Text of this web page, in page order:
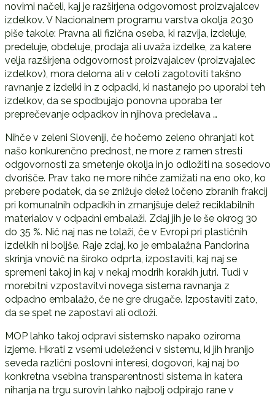
novimi načeli, kaj je razširjena odgovornost proizvajalcev
izdelkov. V Nacionalnem programu varstva okolja 2030
piše takole: Pravna ali fizična oseba, ki razvija, izdeluje,
predeluje, obdeluje, prodaja ali uvaža izdelke, za katere
velja razširjena odgovornost proizvajalcev (proizvajalec
izdelkov), mora deloma ali v celoti zagotoviti takšno
ravnanje z izdelki in z odpadki, ki nastanejo po uporabi teh
izdelkov, da se spodbujajo ponovna uporaba ter
preprečevanje odpadkov in njihova predelava …
Nihče v zeleni Sloveniji, če hočemo zeleno ohranjati kot
našo konkurenčno prednost, ne more z ramen stresti
odgovornosti za smetenje okolja in jo odložiti na sosedovo
dvorišče. Prav tako ne more nihče zamižati na eno oko, ko
prebere podatek, da se znižuje delež ločeno zbranih frakcij
pri komunalnih odpadkih in zmanjšuje delež reciklabilnih
materialov v odpadni embalaži. Zdaj jih je le še okrog 30
do 35 %. Nič naj nas ne tolaži, če v Evropi pri plastičnih
izdelkih ni boljše. Raje zdaj, ko je embalažna Pandorina
skrinja vnovič na široko odprta, izpostaviti, kaj naj se
spremeni takoj in kaj v nekaj modrih korakih jutri. Tudi v
morebitni vzpostavitvi novega sistema ravnanja z
odpadno embalažo, če ne gre drugače. Izpostaviti zato,
da se spet ne zapostavi ali odloži.
MOP lahko takoj odpravi sistemsko napako oziroma
izjeme. Hkrati z vsemi udeleženci v sistemu, ki jih hranijo
seveda različni poslovni interesi, dogovori, kaj naj bo
konkretna vsebina transparentnosti sistema in katera
nihanja na trgu surovin lahko najbolj odpirajo rane v